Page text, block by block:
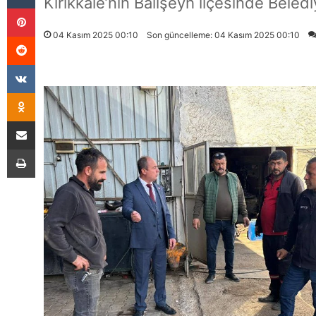
04 Kasım 2025 00:10 Son güncelleme: 04 Kasım 2025 00:10
Pinterest
Reddit
Odnoklassniki
E-Posta İle Paylaş
Yazdır